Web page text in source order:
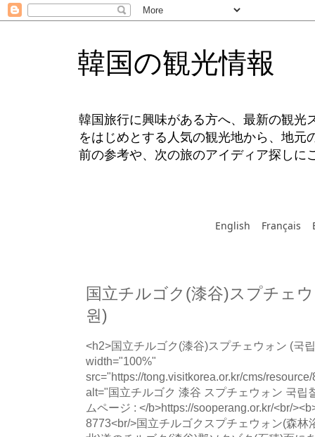
韓国の観光情報
韓国旅行に興味がある方へ、最新の観光
をはじめとする人気の観光地から、地
前の参考や、次の旅のアイディア探しに
English Français
国立チルゴク(漆谷)スプチェ
원)
<h2>国立チルゴク(漆谷)スプチェウォン (국
width="100%"
src="https://tong.visitkorea.or.kr/cms/
alt="国立チルゴク 漆谷 スプチェウォン 국립
ムページ : </b>https://sooperang.or.kr/<br/
8773<br/>国立チルゴクスプチェウォン(森林